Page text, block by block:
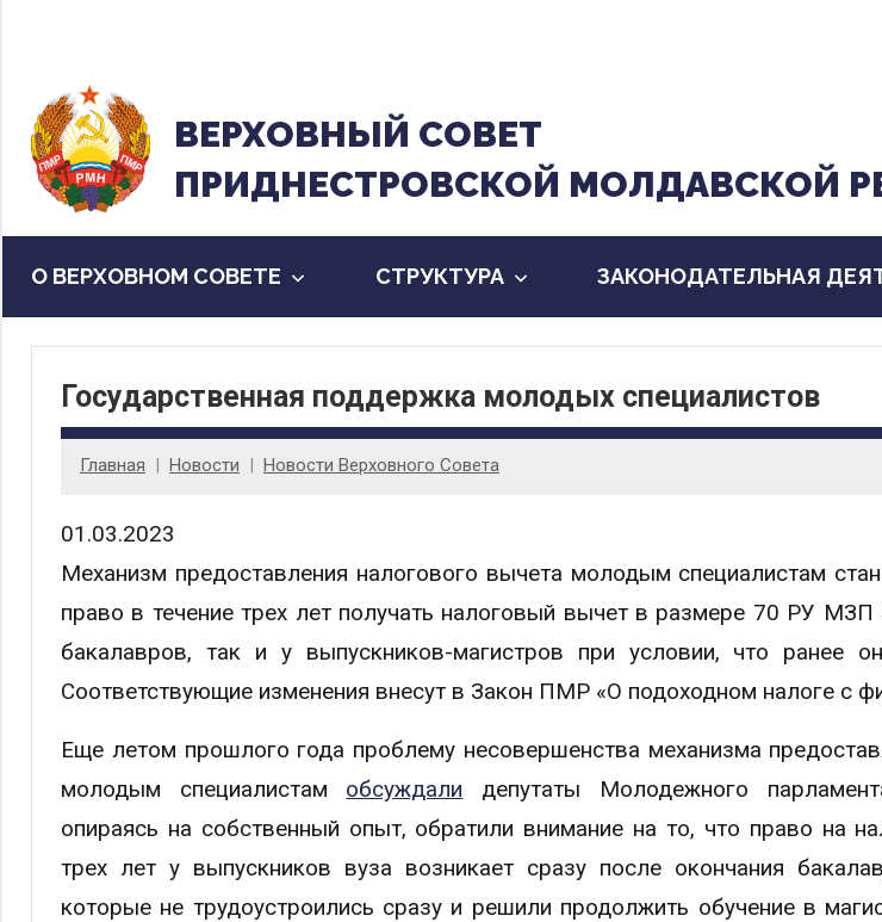
содержанию
ВЕРХОВНЫЙ CОВЕТ
ПРИДНЕСТРОВСКОЙ МОЛДАВСКОЙ
О ВЕРХОВНОМ СОВЕТЕ CТРУКТУРА ЗАКОНОДАТЕЛЬНАЯ
Государственная поддержка молодых специалистов
Главная Новости Новости Верховного Совета
01.03.2023
Механизм предоставления налогового вычета молодым специалистам
право в течение трех лет получать налоговый вычет в размере 70 РУ МЗП
бакалавров, так и у выпускников-магистров при условии, что ранее
Соответствующие изменения внесут в Закон ПМР «О подоходном налоге с
Еще летом прошлого года проблему несовершенства механизма
молодым специалистам обсуждали депутаты Молодежного
опираясь на собственный опыт, обратили внимание на то, что право на
трех лет у выпускников вуза возникает сразу после окончания
которые не трудоустроились сразу и решили продолжить обучение в